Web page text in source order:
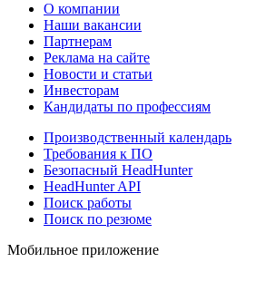
О компании
Наши вакансии
Партнерам
Реклама на сайте
Новости и статьи
Инвесторам
Кандидаты по профессиям
Производственный календарь
Требования к ПО
Безопасный HeadHunter
HeadHunter API
Поиск работы
Поиск по резюме
Мобильное приложение